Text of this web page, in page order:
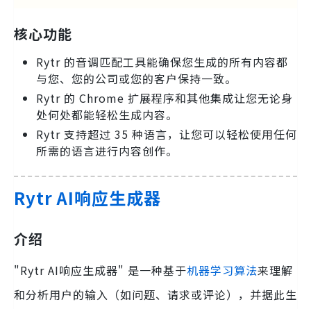
核心功能
Rytr 的音调匹配工具能确保您生成的所有内容都
与您、您的公司或您的客户保持一致。
Rytr 的 Chrome 扩展程序和其他集成让您无论身
处何处都能轻松生成内容。
Rytr 支持超过 35 种语言，让您可以轻松使用任何
所需的语言进行内容创作。
Rytr AI响应生成器
介绍
"Rytr AI响应生成器" 是一种基于机器学习算法来理解
和分析用户的输入（如问题、请求或评论），并据此生